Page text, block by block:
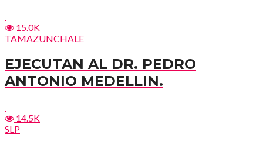
15.0K
TAMAZUNCHALE
EJECUTAN AL DR. PEDRO
ANTONIO MEDELLIN.
14.5K
SLP